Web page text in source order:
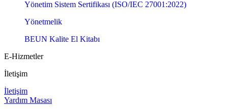
Yönetim Sistem Sertifikası (ISO/IEC 27001:2022)
Yönetmelik
BEUN Kalite El Kitabı
E-Hizmetler
İletişim
İletişim
Yardım Masası